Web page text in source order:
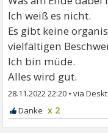
Ich weiß es nicht.
Es gibt keine
vielfältigen
Ich bin müde.
Alles wird gut.
28.11.2022 22:20 •
x 2